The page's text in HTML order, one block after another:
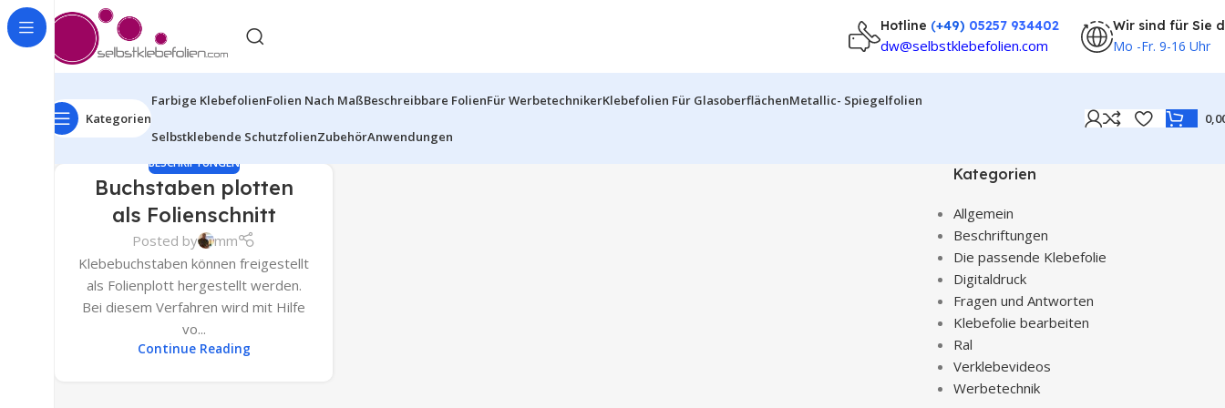
Hotline (+49) 05257 934402
dw@selbstklebefolien.com
Wir sind für Sie
Mo -Fr. 9-16 Uhr
Kategorien
Farbige KlebefolienFolien Nach MaßBeschreibbare FolienFür WerbetechnikerKlebefolien Für GlasoberflächenMetallic- Spiegelfolien
Selbstklebende SchutzfolienZubehörAnwendungen
BESCHRIFTUNGEN
Buchstaben plotten
als Folienschnitt
Posted by
mm
Klebebuchstaben können freigestellt
als Folienplott hergestellt werden.
Bei diesem Verfahren wird mit Hilfe
vo...
Continue Reading
Kategorien
Allgemein
Beschriftungen
Die passende Klebefolie
Digitaldruck
Fragen und Antworten
Klebefolie bearbeiten
Ral
Verklebevideos
Werbetechnik